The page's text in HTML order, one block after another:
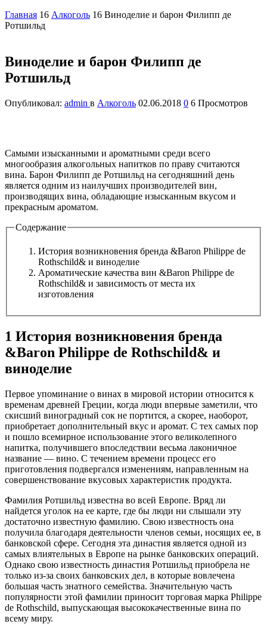
Главная 16 Алкоголь 16 Виноделие и барон Филипп де
Ротшильд
Виноделие и барон Филипп де
Ротшильд
Опубликовал: admin в Алкоголь 02.06.2018 0 6 Просмотров
Самыми изысканными и ароматными среди всего
многообразия алкогольных напитков по праву считаются
вина. Барон Филипп де Ротшильд на сегодняшний день
является одним из наилучших производителей вин,
производящих вина, обладающие изысканным вкусом и
прекрасным ароматом.
Содержание
История возникновения бренда &Baron Philippe de
Rothschild& и виноделие
Ароматические качества вин &Baron Philippe de
Rothschild& и зависимость от места их
изготовления
1 История возникновения бренда
&Baron Philippe de Rothschild& и
виноделие
Первое упоминание о винах в мировой истории относится к
временам древней Греции, когда люди впервые заметили, что
скисший виноградный сок не портится, а скорее, наоборот,
приобретает дополнительный вкус и аромат. С тех самых пор
и пошло всемирное использование этого великолепного
напитка, получившего впоследствии весьма лаконичное
название — вино. С течением времени процесс его
приготовления подвергался изменениям, направленным на
совершенствование вкусовых характеристик продукта.
Фамилия Ротшильд известна во всей Европе. Вряд ли
найдется уголок на ее карте, где бы люди ни слышали эту
достаточно известную фамилию. Свою известность она
получила благодаря деятельности членов семьи, носящих ее, в
банковской сфере. Сегодня эта династия является одной из
самых влиятельных в Европе на рынке банковских операций.
Однако свою известность династия Ротшильд приобрела не
только из-за своих банковских дел, в которые вовлечена
большая часть знатного семейства. Значительную часть
популярности этой фамилии приносит торговая марка Philippe
de Rothschild, выпускающая высококачественные вина по
всему миру.